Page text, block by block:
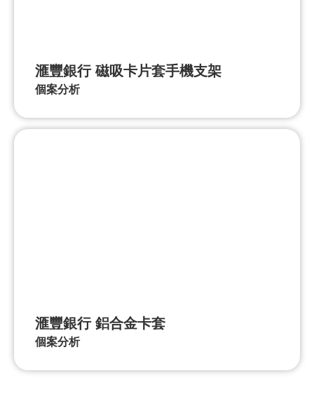
滙豐銀行 磁吸卡片套手機支架
個案分析
滙豐銀行 鋁合金卡套
個案分析